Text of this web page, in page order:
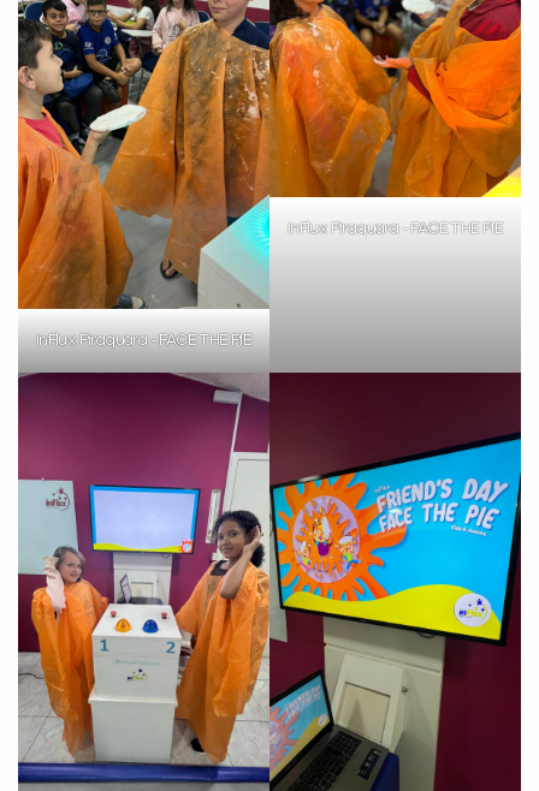
inFlux Piraquara - FACE THE PIE
inFlux Piraquara - FACE THE PIE